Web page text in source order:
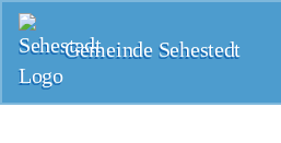
Gemeinde Sehestedt